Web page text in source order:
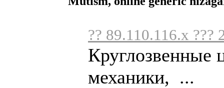
?? 89.110.116.x ???
Круглозвенные
механики, ...